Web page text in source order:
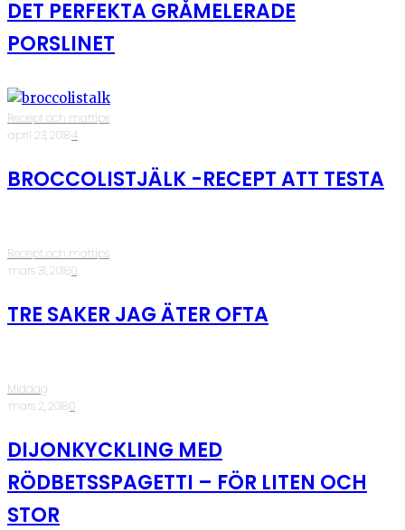
DET PERFEKTA GRÅMELERADE
PORSLINET
Recept och mattips
·april 23, 2018·4
BROCCOLISTJÄLK -RECEPT ATT TESTA
Recept och mattips
·mars 31, 2018·0
TRE SAKER JAG ÄTER OFTA
Middag
·mars 2, 2018·0
DIJONKYCKLING MED
RÖDBETSSPAGETTI – FÖR LITEN OCH
STOR